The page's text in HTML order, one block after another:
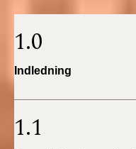
BR18 (29/6 - 31/12
1.0
Indledning
1.1